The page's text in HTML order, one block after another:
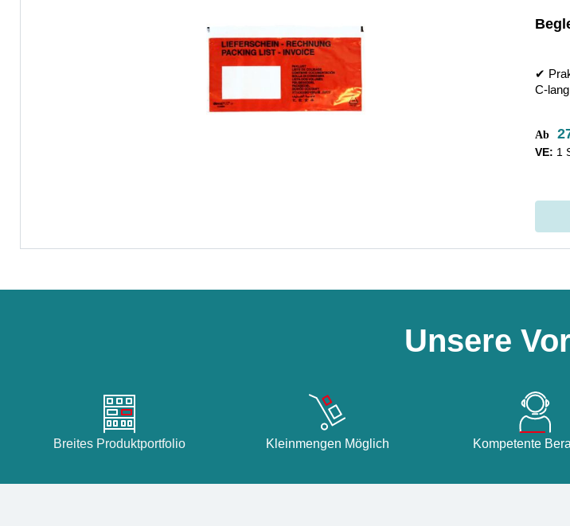
✔︎
C-
Ab
VE: 1
Unsere
Breites Produktportfolio Kleinmengen Möglich Kompetente